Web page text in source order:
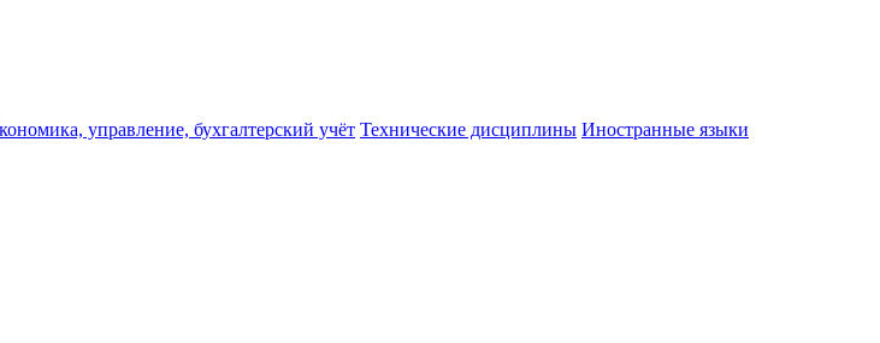
управление, бухгалтерский учёт Технические дисциплины Иностранные языки